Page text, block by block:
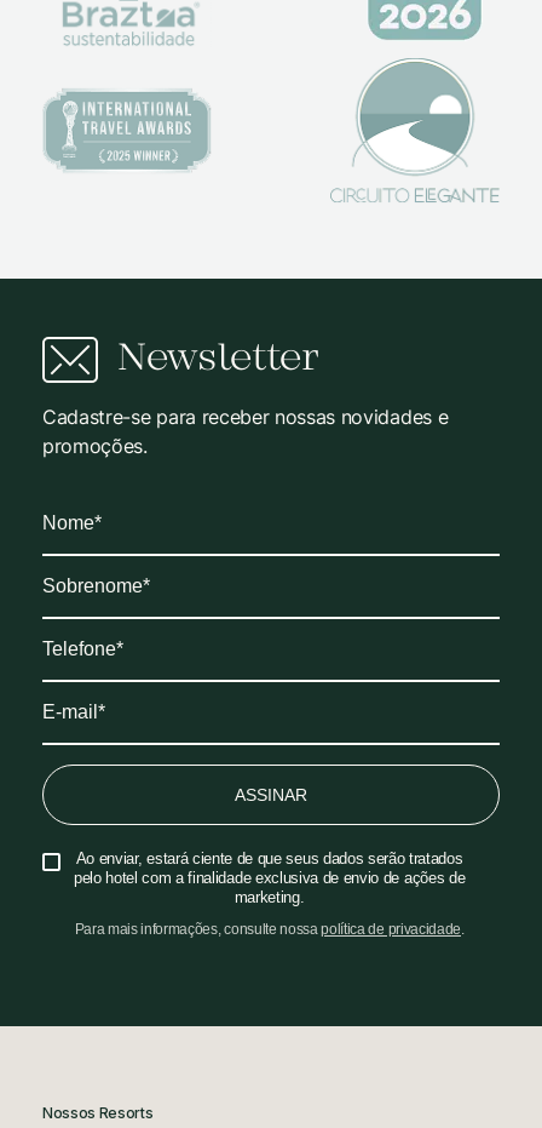
Newsletter
Cadastre-se para receber nossas novidades e
promoções.
ASSINAR
Ao enviar, estará ciente de que seus dados serão tratados
pelo hotel com a finalidade exclusiva de envio de ações de
marketing.
Para mais informações, consulte nossapolítica de privacidade.
Nossos Resorts